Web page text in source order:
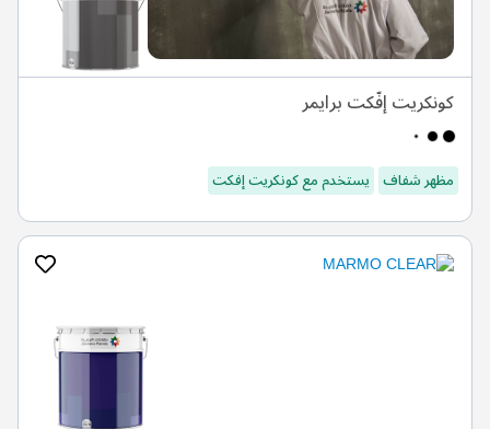
كونكريت إفّكت برايمر
مظهر شفاف يستخدم مع كونكريت إفكت